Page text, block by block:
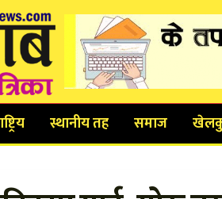
स्थानीय तह समाज